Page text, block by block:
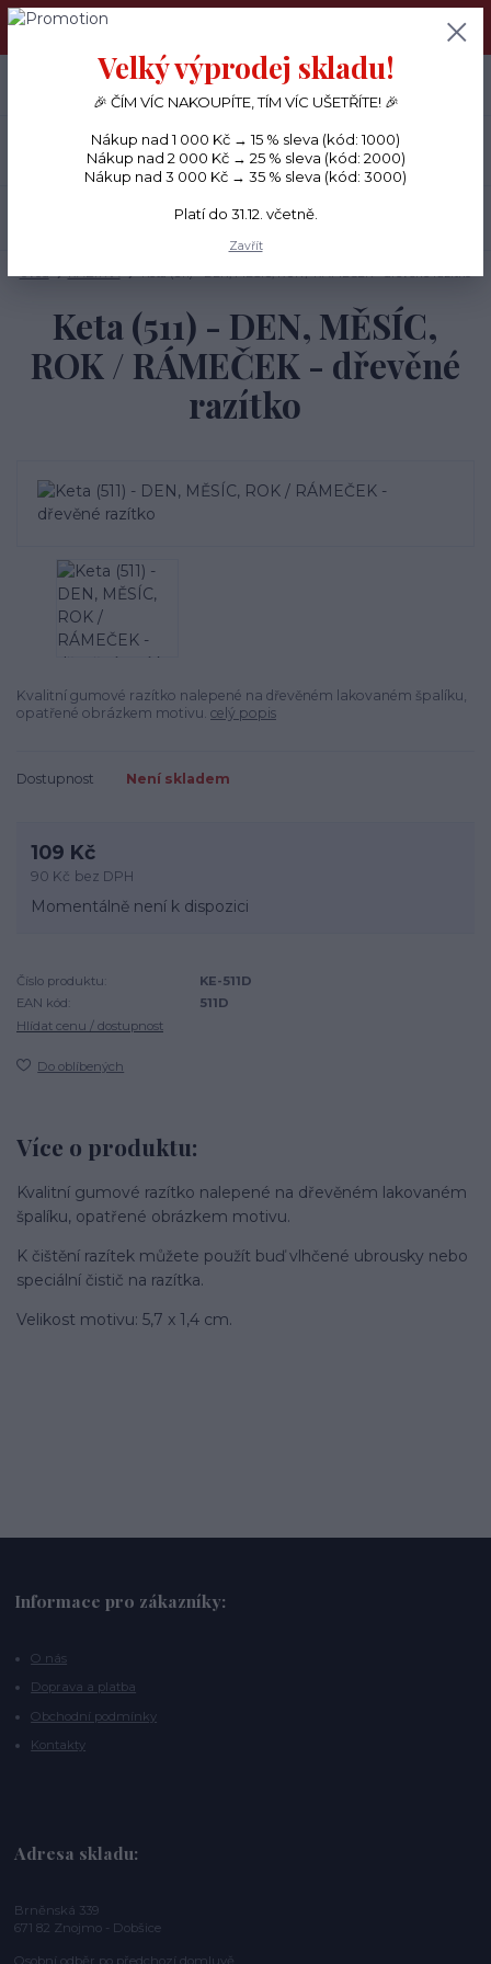
PŘÁNÍČKA a PAPÍROVÉ DÁRKY odesílám každý den, KREATIVNÍ
Menu
CZK
+420 734 380 930
(Po-Ne, 8-20 hod.)
Keta (511) - DEN, MĚSÍC,
ROK / RÁMEČEK - dřevěné
razítko
Kvalitní gumové razítko nalepené na dřevěném lakovaném špalíku,
opatřené obrázkem motivu. celý popis
Dostupnost Není skladem
109 Kč
90 Kč bez DPH
Momentálně není k dispozici
Číslo produktu:
KE-511D
EAN kód:
511D
Hlídat cenu / dostupnost
Do oblíbených
Více o produktu:
Kvalitní gumové razítko nalepené na dřevěném lakovaném
špalíku, opatřené obrázkem motivu.
K čištění razítek můžete použít buď vlhčené ubrousky nebo
speciální čistič na razítka.
Velikost motivu: 5,7 x 1,4 cm.
Informace pro zákazníky:
O nás
Doprava a platba
Obchodní podmínky
Kontakty
Adresa skladu:
Brněnská 339
671 82 Znojmo - Dobšice
Osobní odběr po předchozí domluvě.
Velký výprodej skladu!
🎉 ČÍM VÍC NAKOUPÍTE, TÍM VÍC UŠETŘÍTE! 🎉
Nákup nad 1 000 Kč → 15 % sleva (kód: 1000)
Nákup nad 2 000 Kč → 25 % sleva (kód: 2000)
Nákup nad 3 000 Kč → 35 % sleva (kód: 3000)
Platí do 31.12. včetně.
Zavřít